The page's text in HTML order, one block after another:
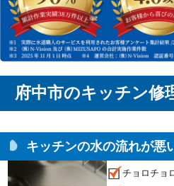
府中市のキッチン修
キッチンの水の流れが悪
チョロチョ